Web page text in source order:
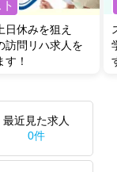
日休みを狙え
訪問リハ求人を
す！
最近見た求人
0件